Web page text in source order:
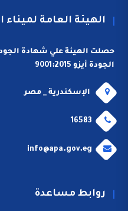
الهيئة العامة لميناء
حصلت الهيئة علي شهادة
الجودة أيزو 9001:2015
الإسكندرية _ مصر
16583
info@apa.gov.eg
روابط مساعدة